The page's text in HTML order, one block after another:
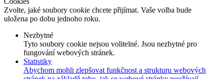
Zvolte, jaké soubory cookie chcete přijímat. Vaše volba bude
uložena po dobu jednoho roku.
Nezbytné
Tyto soubory cookie nejsou volitelné. Jsou nezbytné pro
fungování webových stránek.
Statistiky
Abychom mohli zlepšovat funkčnost a strukturu webových